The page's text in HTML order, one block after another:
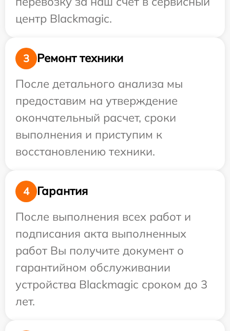
центр Blackmagic.
3
Ремонт техники
После детального анализа мы
предоставим на утверждение
окончательный расчет, сроки
выполнения и приступим к
восстановлению техники.
4
Гарантия
После выполнения всех работ и
подписания акта выполненных
работ Вы получите документ о
гарантийном обслуживании
устройства Blackmagic сроком до 3
лет.